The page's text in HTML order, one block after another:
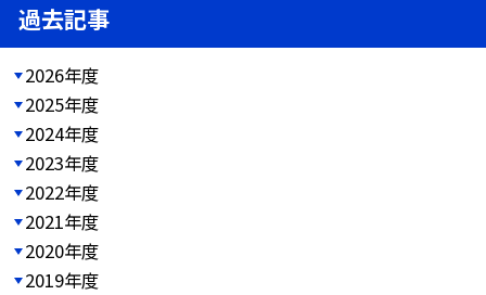
過去記事
2026年度
2025年度
2024年度
2023年度
2022年度
2021年度
2020年度
2019年度